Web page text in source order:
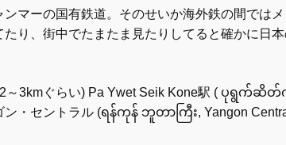
マーの国有鉄道。そのせいか海外鉄の間ではメ
り、街中でたまたま見たりしてると確かに日
2～3kmぐらい) Pa Ywet Seik Kone駅 ( ပုရွက်ဆိ
・セントラル (ရန်ကုန် ဘူတာကြီး, Yangon